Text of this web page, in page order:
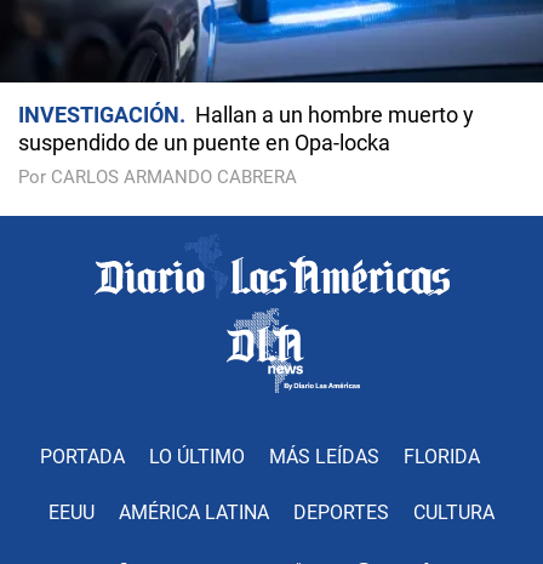
INVESTIGACIÓN
Hallan a un hombre muerto y
suspendido de un puente en Opa-locka
Por CARLOS ARMANDO CABRERA
PORTADA LO ÚLTIMO MÁS LEÍDAS FLORIDA
EEUU AMÉRICA LATINA DEPORTES CULTURA